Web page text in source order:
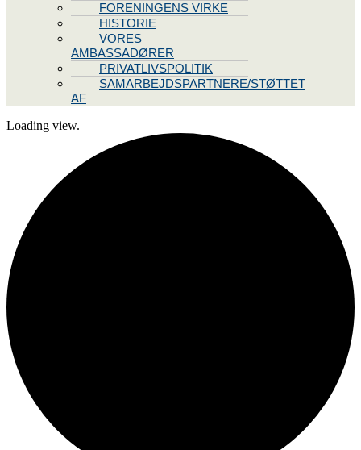
FORENINGENS VIRKE
HISTORIE
VORES
AMBASSADØRER
PRIVATLIVSPOLITIK
SAMARBEJDSPARTNERE/STØTTET
AF
Loading view.